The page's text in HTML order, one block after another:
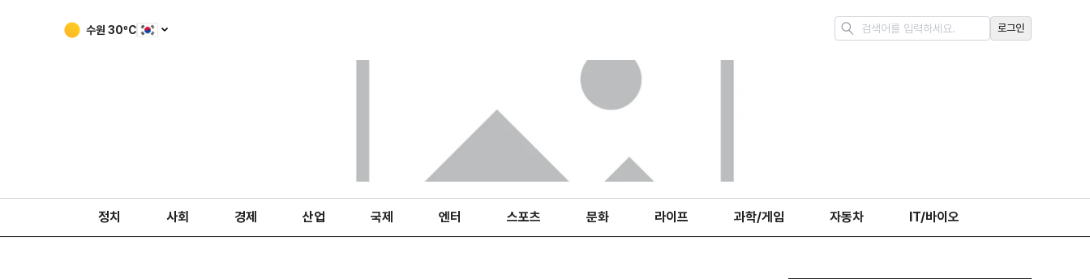
수원 30ºC 로그인
정치 사회 경제 산업 국제 엔터 스포츠 문화 라이프 과학/게임 자동차 IT/바이오